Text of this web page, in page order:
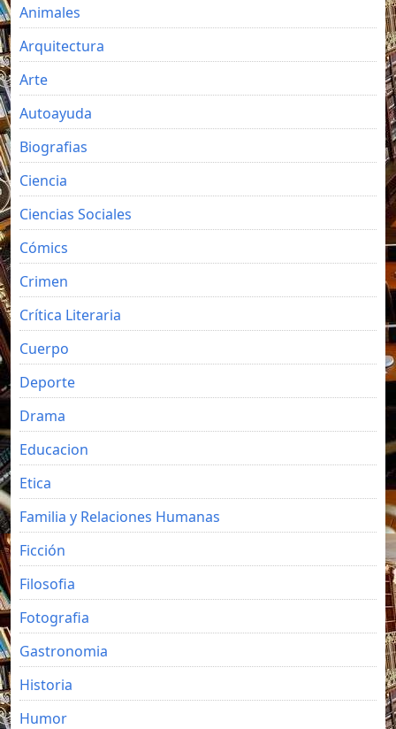
Animales
Arquitectura
Arte
Autoayuda
Biografias
Ciencia
Ciencias Sociales
Cómics
Crimen
Crítica Literaria
Cuerpo
Deporte
Drama
Educacion
Etica
Familia y Relaciones Humanas
Ficción
Filosofia
Fotografia
Gastronomia
Historia
Humor